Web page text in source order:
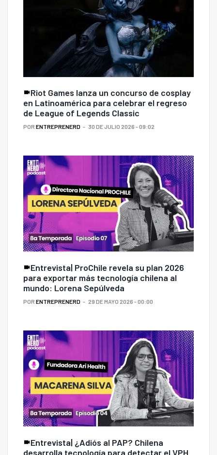
Riot Games lanza un concurso de cosplay
en Latinoamérica para celebrar el regreso
de League of Legends Classic
POR ENTREPRENERD 30 DE JULIO 2026 - 09:02
Entrevista| ProChile revela su plan 2026
para exportar más tecnología chilena al
mundo: Lorena Sepúlveda
POR ENTREPRENERD 29 DE MAYO 2026 - 00:00
Entrevista| ¿Adiós al PAP? Chilena
desarrolla tecnología para detectar el VPH